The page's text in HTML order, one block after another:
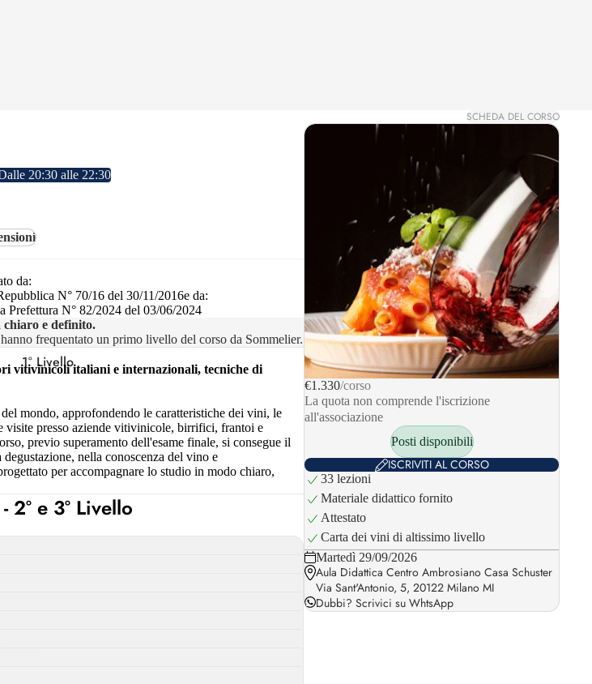
1° Livello
SCHEDA DEL CORSO
20:30 alle 22:30
da:
N° 70/16 del 30/11/2016e da:
Prefettura N° 82/2024 del 03/06/2024
chiaro e definito.
frequentato un primo livello del corso da Sommelier.
vitivinicoli italiani e internazionali, tecniche di
mondo, approfondendo le caratteristiche dei vini, le
visite presso aziende vitivinicole, birrifici, frantoi e
previo superamento dell'esame finale, si consegue il
nella conoscenza del vino e
per accompagnare lo studio in modo chiaro,
e 3° Livello
€1.330/corso
La quota non comprende l'iscrizione
all'associazione
Posti disponibili
ISCRIVITI AL CORSO
33 lezioni
Materiale didattico fornito
Attestato
Carta dei vini di altissimo livello
Martedì 29/09/2026
Aula Didattica Centro Ambrosiano Casa Schuster
Via Sant'Antonio, 5, 20122 Milano MI
Dubbi? Scrivici su WhtsApp